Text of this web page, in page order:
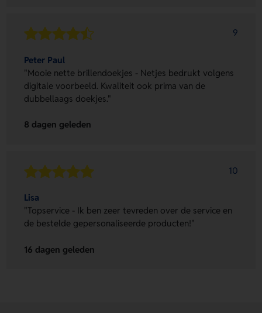
9
Peter Paul
"Mooie nette brillendoekjes - Netjes bedrukt volgens
digitale voorbeeld. Kwaliteit ook prima van de
dubbellaags doekjes."
8 dagen geleden
10
Lisa
"Topservice - Ik ben zeer tevreden over de service en
de bestelde gepersonaliseerde producten!"
16 dagen geleden